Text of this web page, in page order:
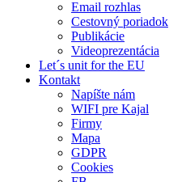
Email rozhlas
Cestovný poriadok
Publikácie
Videoprezentácia
Let´s unit for the EU
Kontakt
Napíšte nám
WIFI pre Kajal
Firmy
Mapa
GDPR
Cookies